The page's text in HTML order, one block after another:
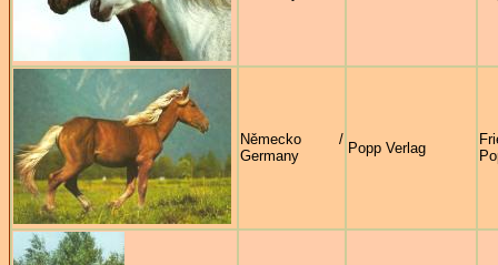
Německo /
Germany
Popp Verlag